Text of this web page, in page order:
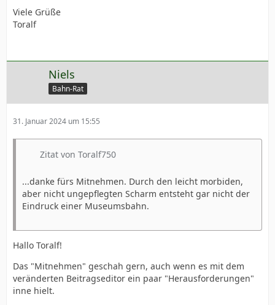
Viele Grüße
Toralf
Niels
Bahn-Rat
31. Januar 2024 um 15:55
Zitat von Toralf750
...danke fürs Mitnehmen. Durch den leicht morbiden,
aber nicht ungepflegten Scharm entsteht gar nicht der
Eindruck einer Museumsbahn.
Hallo Toralf!
Das "Mitnehmen" geschah gern, auch wenn es mit dem
veränderten Beitragseditor ein paar "Herausforderungen"
inne hielt.